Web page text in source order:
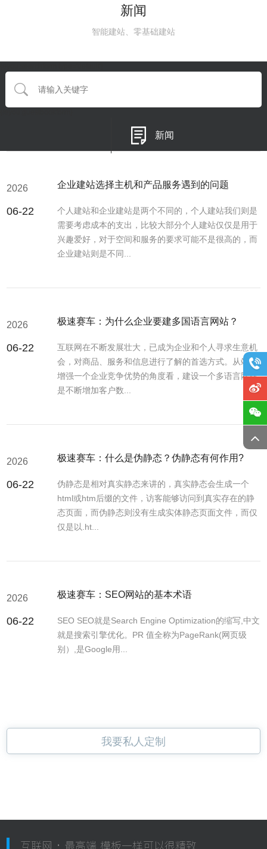
新闻
智能建站、零基础建站
新闻
2026
06-22
企业建站选择主机和产品服务遇到的问题
个人建站和企业建站是两个不同的，个人建站我们则是
需要考虑成本的支出，比较大部分个人建站仅仅是用于
兴趣爱好，对于空间和服务的要求可能不是很高的，而
企业建站则是不同...
2026
06-22
极速赛车：为什么企业要建多国语言网站？
互联网在不断发展壮大，已成为企业和个人寻求生意机
会，对商品、服务和信息进行了解的首选方式。从站在
增强一个企业竞争优势的角度看，建设一个多语言网站
是不断增加客户数...
2026
06-22
极速赛车：什么是伪静态？伪静态有何作用?
伪静态是相对真实静态来讲的，真实静态会生成一个
html或htm后缀的文件，访客能够访问到真实存在的静
态页面，而伪静态则没有生成实体静态页面文件，而仅
仅是以.ht...
2026
06-22
极速赛车：SEO网站的基本术语
SEO SEO就是Search Engine Optimization的缩写,中文
就是搜索引擎优化。PR 值全称为PageRank(网页级
别）,是Google用...
我要私人定制
互联网 · 最高端 模板一样可以很精致